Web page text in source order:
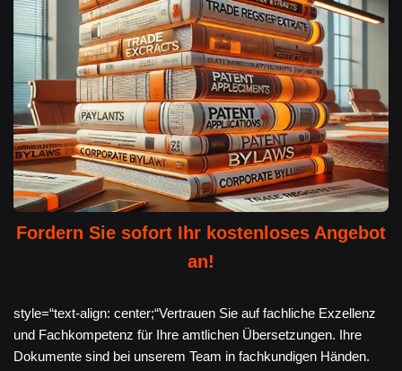
Fordern Sie sofort Ihr kostenloses Angebot
an!
style=“text-align: center;“Vertrauen Sie auf fachliche Exzellenz
und Fachkompetenz für Ihre amtlichen Übersetzungen. Ihre
Dokumente sind bei unserem Team in fachkundigen Händen.